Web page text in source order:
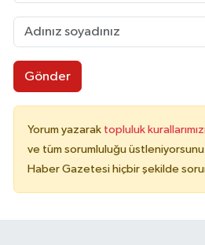
Gönder
Yorum yazarak topluluk
ve tüm sorumluluğu
Haber Gazetesi hiçbir şekilde